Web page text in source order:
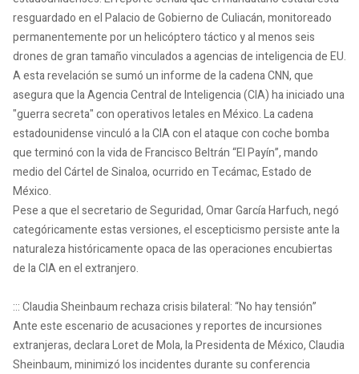
resguardado en el Palacio de Gobierno de Culiacán, monitoreado
permanentemente por un helicóptero táctico y al menos seis
drones de gran tamaño vinculados a agencias de inteligencia de EU.
A esta revelación se sumó un informe de la cadena CNN, que
asegura que la Agencia Central de Inteligencia (CIA) ha iniciado una
"guerra secreta" con operativos letales en México. La cadena
estadounidense vinculó a la CIA con el ataque con coche bomba
que terminó con la vida de Francisco Beltrán “El Payín”, mando
medio del Cártel de Sinaloa, ocurrido en Tecámac, Estado de
México.
Pese a que el secretario de Seguridad, Omar García Harfuch, negó
categóricamente estas versiones, el escepticismo persiste ante la
naturaleza históricamente opaca de las operaciones encubiertas
de la CIA en el extranjero.
::: Claudia Sheinbaum rechaza crisis bilateral: “No hay tensión”
Ante este escenario de acusaciones y reportes de incursiones
extranjeras, declara Loret de Mola, la Presidenta de México, Claudia
Sheinbaum, minimizó los incidentes durante su conferencia